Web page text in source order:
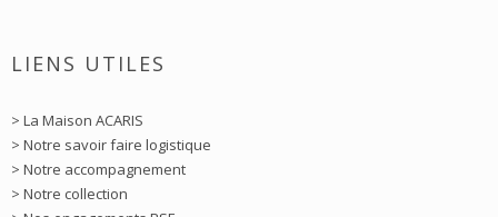
LIENS UTILES
> La Maison ACARIS
> Notre savoir faire logistique
> Notre accompagnement
> Notre collection